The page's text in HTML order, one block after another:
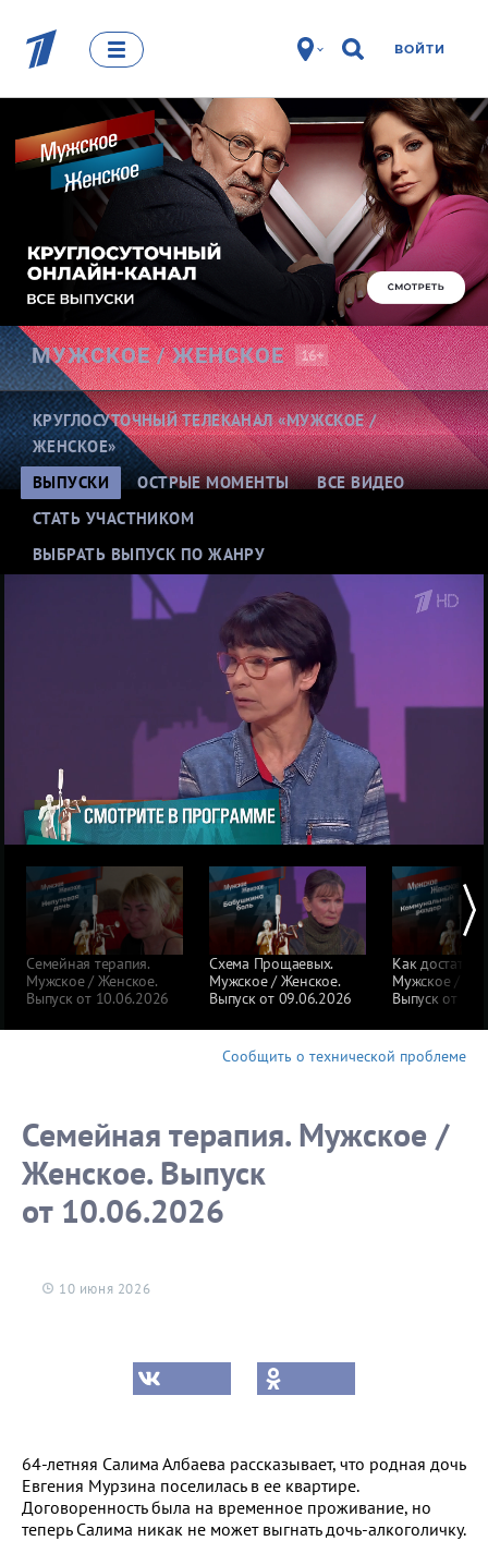
ВОЙТИ
МУЖСКОЕ /ЖЕНСКОЕ 16+
КРУГЛОСУТОЧНЫЙ ТЕЛЕКАНАЛ «МУЖСКОЕ /
ЖЕНСКОЕ»
ВЫПУСКИ
ОСТРЫЕ МОМЕНТЫ
ВСЕ ВИДЕО
СТАТЬ УЧАСТНИКОМ
Нерадивые матери
Конфликты из-за денег и имущества
Выбор зрителей: пересматривают чаще всего
ВЫБРАТЬ ВЫПУСК ПО ЖАНРУ
Семейная терапия.
Мужское / Женское.
Выпуск от 10.06.2026
Схема Прощаевых.
Мужское / Женское.
Выпуск от 09.06.2026
Как достать
Мужское /
Выпуск от
Сообщить о технической проблеме
Семейная терапия. Мужское /
Женское. Выпуск
от 10.06.2026
10 июня 2026
64-летняя Салима Албаева рассказывает, что родная дочь
Евгения Мурзина поселилась в ее квартире.
Договоренность была на временное проживание, но
теперь Салима никак не может выгнать дочь-алкоголичку.